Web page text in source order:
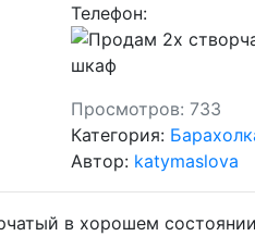
Телефон:
Просмотров: 733
Категория:
Автор: katymaslova
в хорошем состоянии